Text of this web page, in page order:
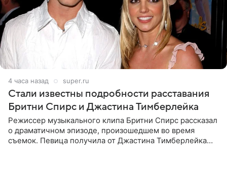
4 часа назад super.ru
Стали известны подробности расставания
Бритни Спирс и Джастина Тимберлейка
Режиссер музыкального клипа Бритни Спирс рассказал
о драматичном эпизоде, произошедшем во время
съемок. Певица получила от Джастина Тимберлейка